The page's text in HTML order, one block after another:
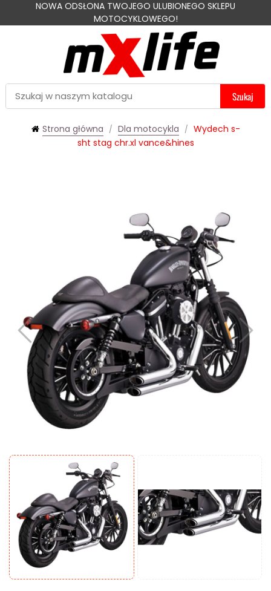
NOWA ODSŁONA TWOJEGO ULUBIONEGO SKLEPU
MOTOCYKLOWEGO!
Szukaj
Strona główna Dla motocykla
Wydech s-
sht stag chr.xl vance&hines